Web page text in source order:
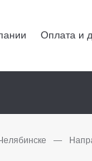
Оплата и
—